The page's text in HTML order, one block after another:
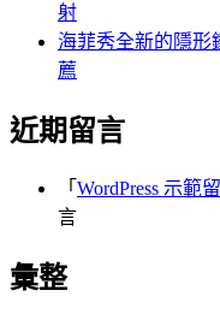
射
海菲秀全新的隱形
薦
近期留言
「 WordPress 示範
言
彙整